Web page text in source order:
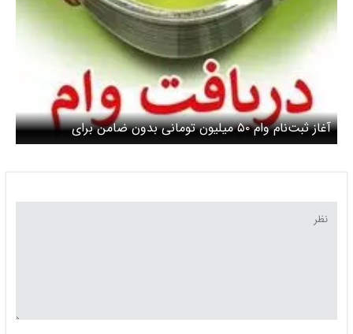
آغاز ثبت‌نام وام ۵۰ میلیون تومانی بدون ضامن برای
بازنشستگان بانک رفاه